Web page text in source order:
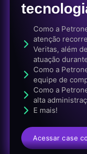
Como a
atenção
Veritas, além
atuação
Como a
equipe de
Como a
alta
E mais!
Acessar case